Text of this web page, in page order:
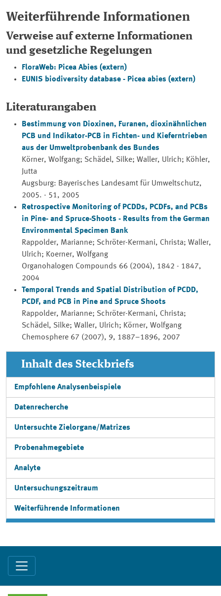
Weiterführende Informationen
Verweise auf externe Informationen
und gesetzliche Regelungen
FloraWeb: Picea Abies (extern)
EUNIS biodiversity database - Picea abies (extern)
Literaturangaben
Bestimmung von Dioxinen, Furanen, dioxinähnlichen
PCB und Indikator-PCB in Fichten- und Kieferntrieben
aus der Umweltprobenbank des Bundes
Körner, Wolfgang; Schädel, Silke; Waller, Ulrich; Köhler,
Jutta
Augsburg: Bayerisches Landesamt für Umweltschutz,
2005. - 51, 2005
Retrospective Monitoring of PCDDs, PCDFs, and PCBs
in Pine- and Spruce-Shoots - Results from the German
Environmental Specimen Bank
Rappolder, Marianne; Schröter-Kermani, Christa; Waller,
Ulrich; Koerner, Wolfgang
Organohalogen Compounds 66 (2004), 1842 - 1847,
2004
Temporal Trends and Spatial Distribution of PCDD,
PCDF, and PCB in Pine and Spruce Shoots
Rappolder, Marianne; Schröter-Kermani, Christa;
Schädel, Silke; Waller, Ulrich; Körner, Wolfgang
Chemosphere 67 (2007), 9, 1887–1896, 2007
Inhalt des Steckbriefs
Empfohlene Analysenbeispiele
Datenrecherche
Untersuchte Zielorgane/Matrizes
Probenahmegebiete
Analyte
Untersuchungszeitraum
Weiterführende Informationen